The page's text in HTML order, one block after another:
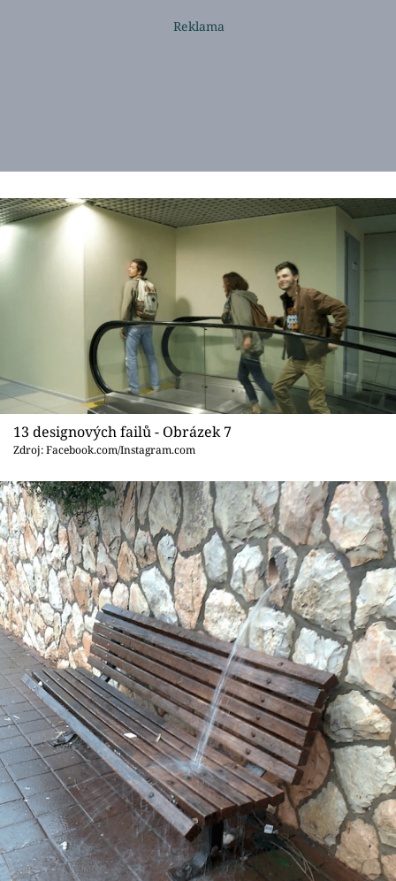
13 designových failů - Obrázek 7
Zdroj: Facebook.com/Instagram.com